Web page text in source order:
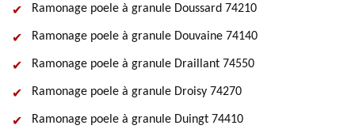
Ramonage poele à granule Doussard 74210
Ramonage poele à granule Douvaine 74140
Ramonage poele à granule Draillant 74550
Ramonage poele à granule Droisy 74270
Ramonage poele à granule Duingt 74410